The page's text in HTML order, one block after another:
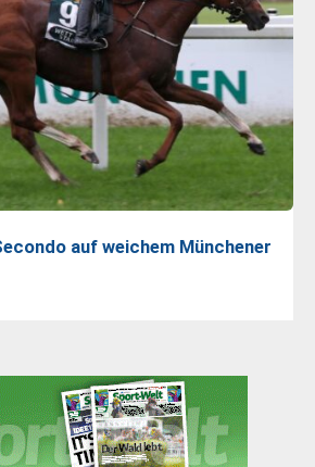
auf weichem Münchener